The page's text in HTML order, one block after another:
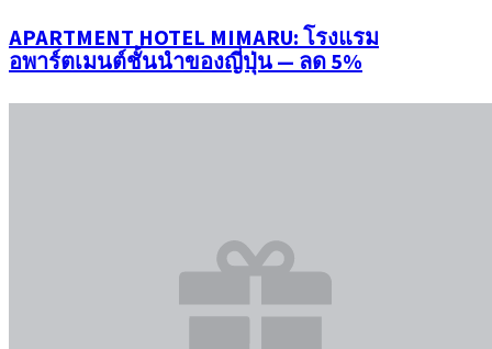
APARTMENT HOTEL MIMARU: โรงแรม
อพาร์ตเมนต์ชั้นนำของญี่ปุ่น — ลด 5%